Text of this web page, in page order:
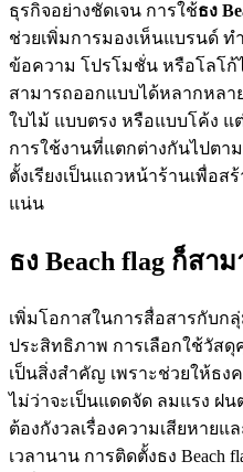
ธุรกิจอย่างชัดเจน การใช้ธง
ช่วยเพิ่มการมองเห็นแบรนด์
ข้อความ โปรโมชั่น หรือโลโก้ไ
สามารถออกแบบได้หลากหล
ใบไม้ แบบตรง หรือแบบโค้ง
การใช้งานที่แตกต่างกันไปตา
ตั้งเรียงเป็นแถวหน้าร้านเพื่อ
แน่น
ธง Beach flag ก็สา
เพิ่มโอกาสในการสื่อสารกับก
ประสิทธิภาพ การเลือกใช้วัสดุ
เป็นสิ่งสำคัญ เพราะช่วยให้ธ
ไม่ว่าจะเป็นแดดจัด ลมแรง ฝ
ต้องกังวลเรื่องความเสียหายแ
เวลานาน การติดตั้งธง Beach